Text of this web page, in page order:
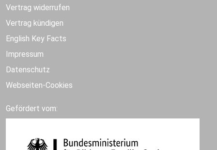
Vertrag widerrufen
Vertrag kündigen
English Key Facts
Impressum
Datenschutz
Webseiten-Cookies
Gefördert vom: